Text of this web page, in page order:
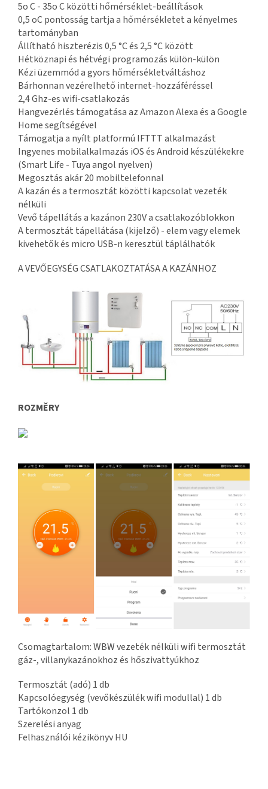
5o C - 35o C közötti hőmérséklet-beállítások
0,5 oC pontosság tartja a hőmérsékletet a kényelmes
tartományban
Állítható hiszterézis 0,5 °C és 2,5 °C között
Hétköznapi és hétvégi programozás külön-külön
Kézi üzemmód a gyors hőmérsékletváltáshoz
Bárhonnan vezérelhető internet-hozzáféréssel
2,4 Ghz-es wifi-csatlakozás
Hangvezérlés támogatása az Amazon Alexa és a Google
Home segítségével
Támogatja a nyílt platformú IFTTT alkalmazást
Ingyenes mobilalkalmazás iOS és Android készülékekre
(Smart Life - Tuya angol nyelven)
Megosztás akár 20 mobiltelefonnal
A kazán és a termosztát közötti kapcsolat vezeték
nélküli
Vevő tápellátás a kazánon 230V a csatlakozóblokkon
A termosztát tápellátása (kijelző) - elem vagy elemek
kivehetők és micro USB-n keresztül táplálhatók
A VEVŐEGYSÉG CSATLAKOZTATÁSA A KAZÁNHOZ
ROZMĚRY
Csomagtartalom: WBW vezeték nélküli wifi termosztát
gáz-, villanykazánokhoz és hőszivattyúkhoz
Termosztát (adó) 1 db
Kapcsolóegység (vevőkészülék wifi modullal) 1 db
Tartókonzol 1 db
Szerelési anyag
Felhasználói kézikönyv HU